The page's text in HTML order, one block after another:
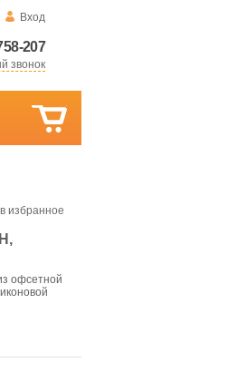
Вход
207
звонок
избранное
офсетной